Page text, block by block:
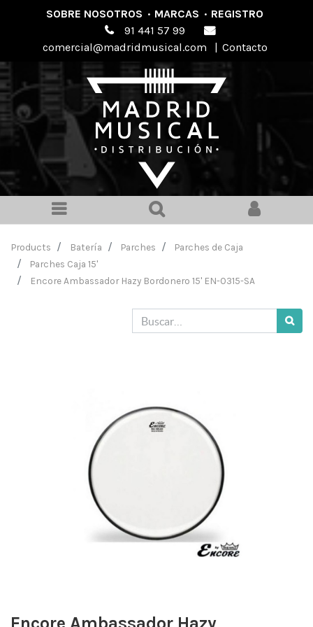
SOBRE NOSOTROS · MARCAS · REGISTRO
91 441 57 99
comercial@madridmusical.com
| Contacto
Products Batería Parches
Parches de Caja
Parches Caja 15'
Encore Ambassador Hazy Bordonero 15' EN-0315-SA